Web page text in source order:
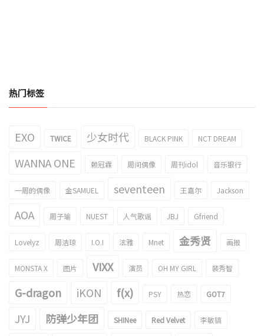
热门标签
EXO TWICE 少女时代 BLACK PINK NCT DREAM
WANNA ONE 赖冠霖 周间偶像 周刊idol 音乐银行
一周的偶像 金SAMUEL seventeen 王嘉尔 Jackson
AOA 周子瑜 NUEST 人气歌谣 JBJ Gfriend
Lovelyz 周洁琼 I.O.I 泫雅 Mnet 金秀贤 画报
MONSTA X 图片 VIXX 演员 OH MY GIRL 裴秀智
G-dragon iKON f(x) PSY 热恋 GOT7
JYJ 防弹少年团 SHINee Red Velvet 李敏镐